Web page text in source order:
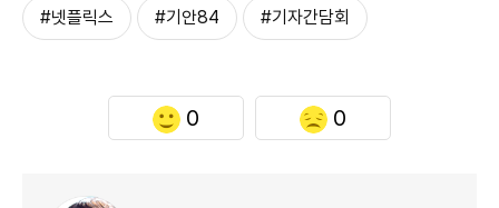
#넷플릭스 #기안84 #​​​​​​​기자간담회
0 0